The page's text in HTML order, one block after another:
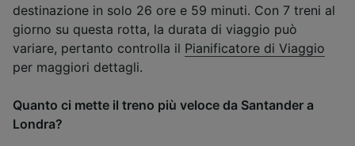
destinazione in solo 26 ore e 59 minuti. Con 7 treni al
giorno su questa rotta, la durata di viaggio può
variare, pertanto controlla il Pianificatore di Viaggio
per maggiori dettagli.
Quanto ci mette il treno più veloce da Santander a
Londra?